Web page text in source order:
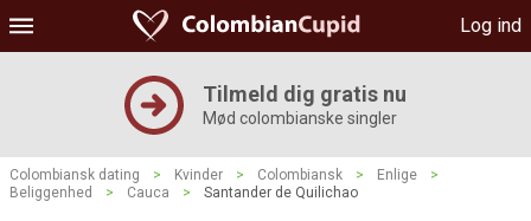
Log ind
Tilmeld dig gratis nu
Mød colombianske singler
Colombiansk dating > Kvinder > Colombiansk > Enlige
>
Beliggenhed
> Cauca > Santander de Quilichao